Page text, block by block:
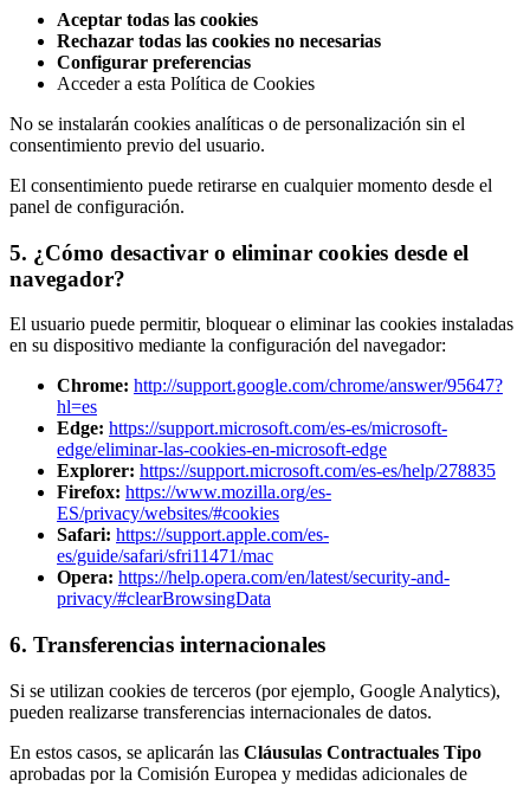
Aceptar todas las cookies
Rechazar todas las cookies no necesarias
Configurar preferencias
Acceder a esta Política de Cookies
No se instalarán cookies analíticas o de personalización sin el
consentimiento previo del usuario.
El consentimiento puede retirarse en cualquier momento desde el
panel de configuración.
5. ¿Cómo desactivar o eliminar cookies desde el
navegador?
El usuario puede permitir, bloquear o eliminar las cookies instaladas
en su dispositivo mediante la configuración del navegador:
Chrome: http://support.google.com/chrome/answer/95647?
hl=es
Edge: https://support.microsoft.com/es-es/microsoft-
edge/eliminar-las-cookies-en-microsoft-edge
Explorer: https://support.microsoft.com/es-es/help/278835
Firefox: https://www.mozilla.org/es-
ES/privacy/websites/#cookies
Safari: https://support.apple.com/es-
es/guide/safari/sfri11471/mac
Opera: https://help.opera.com/en/latest/security-and-
privacy/#clearBrowsingData
6. Transferencias internacionales
Si se utilizan cookies de terceros (por ejemplo, Google Analytics),
pueden realizarse transferencias internacionales de datos.
En estos casos, se aplicarán las Cláusulas Contractuales Tipo
aprobadas por la Comisión Europea y medidas adicionales de